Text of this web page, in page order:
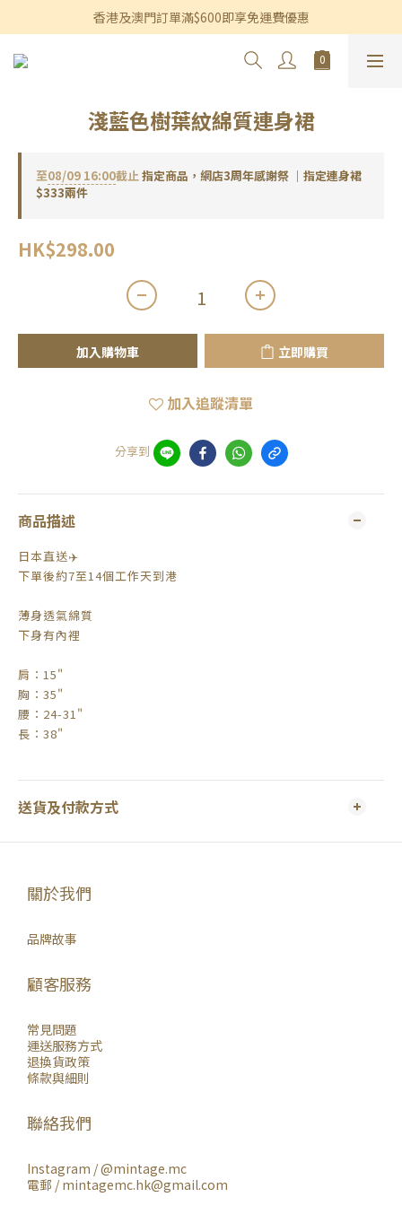
香港及澳門訂單滿$600即享免運費優惠
香港及澳門訂單滿$600即享免運費優惠
3個月內買滿$1,200可享永久九折優惠
淺藍色樹葉紋綿質連身裙
至08/09 16:00截止指定商品，網店3周年感謝祭 ｜指定連身裙
$333兩件
HK$298.00
加入購物車 立即購買
加入追蹤清單
分享到
商品描述
日本直送✈️
下單後約7至14個工作天到港
薄身透氣綿質
下身有內裡
肩：15"
胸：35"
腰：24-31"
長：38"
送貨及付款方式
關於我們
品牌故事
顧客服務
常見問題
運送服務方式
退換貨政策
條款與細則
聯絡我們
Instagram /@mintage.mc
電郵 / mintagemc.hk@gmail.com